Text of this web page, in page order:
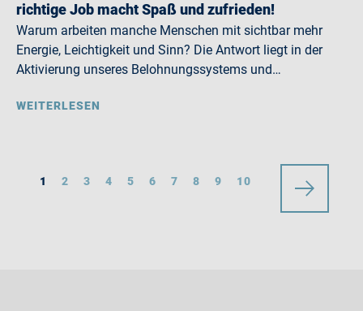
richtige Job macht Spaß und zufrieden!
Warum arbeiten manche Menschen mit sichtbar mehr
Energie, Leichtigkeit und Sinn? Die Antwort liegt in der
Aktivierung unseres Belohnungssystems und…
WEITERLESEN
1 2 3 4 5 6 7 8 9 10